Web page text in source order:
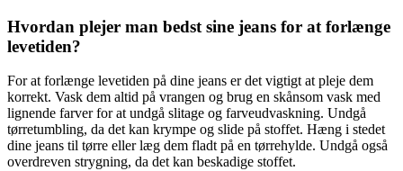
Hvordan plejer man bedst sine jeans for at forlænge
levetiden?
For at forlænge levetiden på dine jeans er det vigtigt at pleje dem
korrekt. Vask dem altid på vrangen og brug en skånsom vask med
lignende farver for at undgå slitage og farveudvaskning. Undgå
tørretumbling, da det kan krympe og slide på stoffet. Hæng i stedet
dine jeans til tørre eller læg dem fladt på en tørrehylde. Undgå også
overdreven strygning, da det kan beskadige stoffet.